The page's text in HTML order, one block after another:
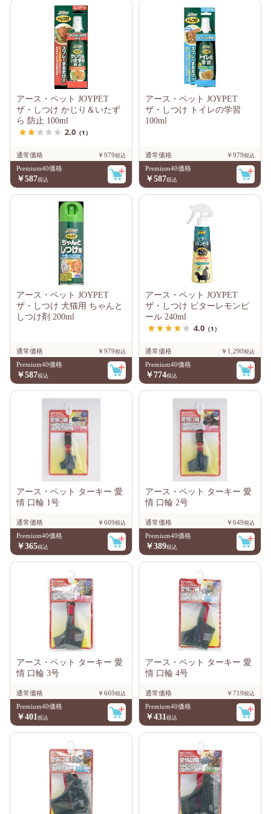
アース・ペット JOYPET
ザ・しつけ かじり＆いたず
ら 防止 100ml
2.0 （1）
通常価格
￥979
Premium40価格
￥587
アース・ペット JOYPET
ザ・しつけ トイレの学習
100ml
通常価格
￥979
Premium40価格
￥587
アース・ペット JOYPET
ザ・しつけ 犬猫用 ちゃんと
しつけ剤 200ml
通常価格
￥979
Premium40価格
￥587
アース・ペット JOYPET
ザ・しつけ ビターレモンピ
ール 240ml
4.0 （1）
通常価格
￥1,290
Premium40価格
￥774
アース・ペット ターキー 愛
情 口輪 1号
通常価格
￥609
Premium40価格
￥365
アース・ペット ターキー 愛
情 口輪 2号
通常価格
￥649
Premium40価格
￥389
アース・ペット ターキー 愛
情 口輪 3号
通常価格
￥669
Premium40価格
￥401
アース・ペット ターキー 愛
情 口輪 4号
通常価格
￥719
Premium40価格
￥431